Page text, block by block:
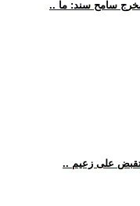
سامح سند: ما
تقبض على زعيم